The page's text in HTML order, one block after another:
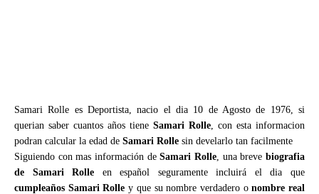
Samari Rolle es Deportista, nacio el dia 10 de Agosto de 1976, si
querian saber cuantos años tiene Samari Rolle, con esta informacion
podran calcular la edad de Samari Rolle sin develarlo tan facilmente
Siguiendo con mas información deSamari Rolle, una brevebiografia
de Samari Rolle en español seguramente incluirá el dia que
cumpleaños Samari Rolle y que su nombre verdadero onombre real